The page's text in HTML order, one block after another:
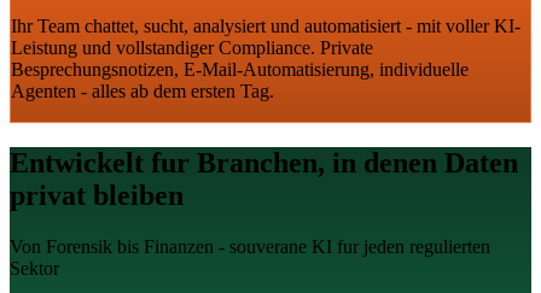
Ihr Team chattet, sucht, analysiert und automatisiert - mit voller KI-
Leistung und vollstandiger Compliance. Private
Besprechungsnotizen, E-Mail-Automatisierung, individuelle
Agenten - alles ab dem ersten Tag.
Entwickelt fur Branchen, in denen Daten
privat bleiben
Von Forensik bis Finanzen - souverane KI fur jeden regulierten
Sektor